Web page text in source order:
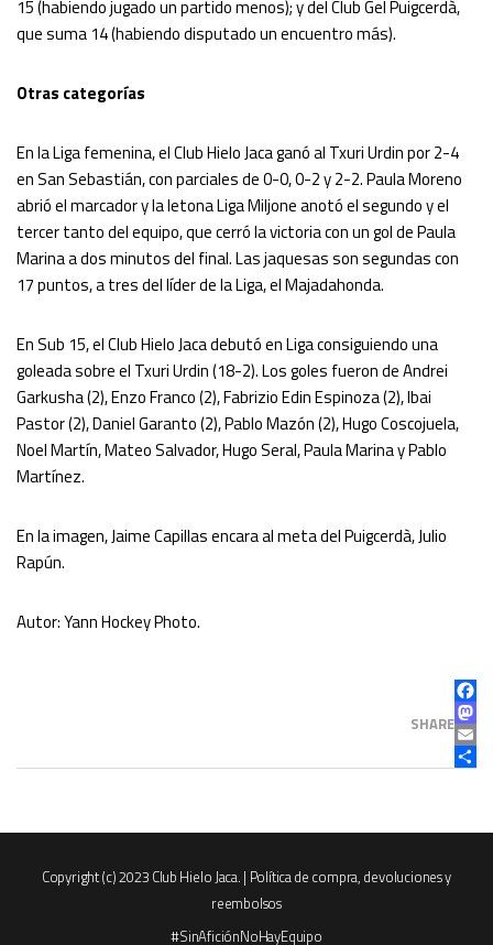
15 (habiendo jugado un partido menos); y del Club Gel Puigcerdà,
que suma 14 (habiendo disputado un encuentro más).
Otras categorías
En la Liga femenina, el Club Hielo Jaca ganó al Txuri Urdin por 2-4
en San Sebastián, con parciales de 0-0, 0-2 y 2-2. Paula Moreno
abrió el marcador y la letona Liga Miljone anotó el segundo y el
tercer tanto del equipo, que cerró la victoria con un gol de Paula
Marina a dos minutos del final. Las jaquesas son segundas con
17 puntos, a tres del líder de la Liga, el Majadahonda.
En Sub 15, el Club Hielo Jaca debutó en Liga consiguiendo una
goleada sobre el Txuri Urdin (18-2). Los goles fueron de Andrei
Garkusha (2), Enzo Franco (2), Fabrizio Edin Espinoza (2), Ibai
Pastor (2), Daniel Garanto (2), Pablo Mazón (2), Hugo Coscojuela,
Noel Martín, Mateo Salvador, Hugo Seral, Paula Marina y Pablo
Martínez.
En la imagen, Jaime Capillas encara al meta del Puigcerdà, Julio
Rapún.
Autor: Yann Hockey Photo.
SHARE
Copyright (c) 2023 Club Hielo Jaca. | Política de compra, devoluciones y
reembolsos
#SinAficiónNoHayEquipo